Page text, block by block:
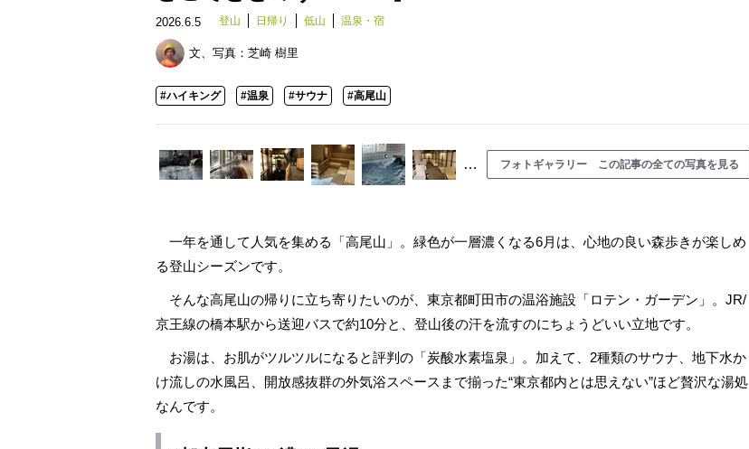
2026.6.5 登山 日帰り 低山 温泉・宿
文、写真： 芝崎 樹里
#ハイキング #温泉 #サウナ #高尾山
… フォトギャラリー この記事の全ての写真を見る
一年を通して人気を集める「高尾山」。緑色が一層濃くなる6月は、心地の良い森歩きが楽しめ
る登山シーズンです。
そんな高尾山の帰りに立ち寄りたいのが、東京都町田市の温浴施設「ロテン・ガーデン」。JR/
京王線の橋本駅から送迎バスで約10分と、登山後の汗を流すのにちょうどいい立地です。
お湯は、お肌がツルツルになると評判の「炭酸水素塩泉」。加えて、2種類のサウナ、地下水か
け流しの水風呂、開放感抜群の外気浴スペースまで揃った“東京都内とは思えない”ほど贅沢な湯処
なんです。